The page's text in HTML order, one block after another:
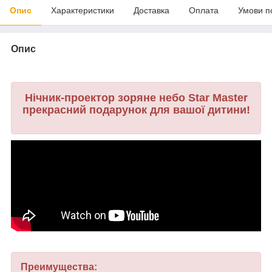
Опис Характеристики Доставка Оплата Умови
Опис
Нічник-проектор зоряне небо Star Master
прекрасний подарунок для вашої дитини!
Преимущества: